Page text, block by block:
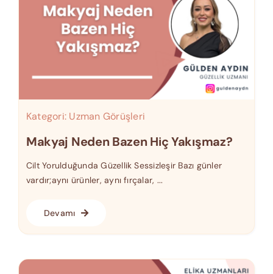
Kategori: Uzman Görüşleri
Makyaj Neden Bazen Hiç Yakışmaz?
Cilt Yorulduğunda Güzellik Sessizleşir Bazı günler
vardır;aynı ürünler, aynı fırçalar, ...
Devamı